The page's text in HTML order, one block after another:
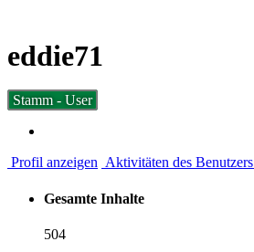
eddie71
Stamm - User
Profil anzeigen Aktivitäten des
Gesamte Inhalte
504